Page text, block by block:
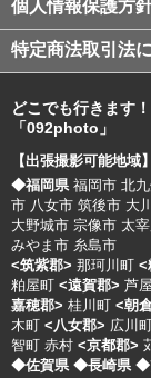
個人情報保護方
特定商法取引法
どこでも行きます
「092photo」
【出張撮影可能地域】
◆福岡県 福岡市 北
市 八女市 筑後市 大
大野城市 宗像市 太
みやま市 糸島市
<筑紫郡> 那珂川町 <
粕屋町 <遠賀郡> 芦
嘉穂郡> 桂川町 <朝
木町 <八女郡> 広川
智町 赤村 <京都郡>
◆佐賀県 ◆長崎県 ◆